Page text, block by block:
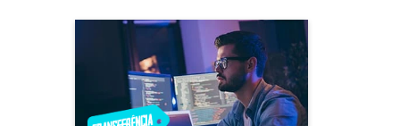
90
LUIS CESAR DE OLIVEIRA
Ciência da Computação
Detalhes do curso